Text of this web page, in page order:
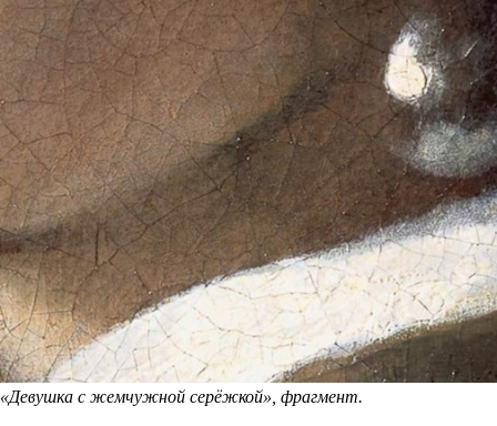
«Девушка с жемчужной серёжкой», фрагмент.